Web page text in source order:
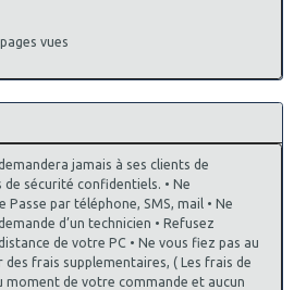
pages vues
jamais à ses clients de
sécurité confidentiels. • Ne
par téléphone, SMS, mail • Ne
d’un technicien • Refusez
de votre PC • Ne vous fiez pas au
frais supplementaires, ( Les frais de
de votre commande et aucun